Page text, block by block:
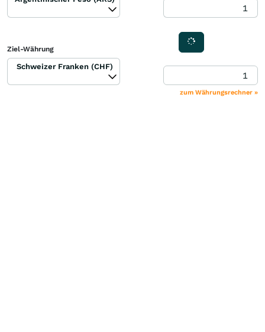
Ziel-Währung
Schweizer Franken (CHF)
zum Währungsrechner »